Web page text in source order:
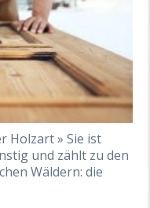
Holzart » Sie ist
und zählt zu den
Wäldern: die